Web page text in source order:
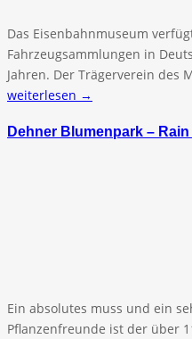
Das Eisenbahnmuseum
Fahrzeugsammlungen in
Jahren. Der Trägerverein des
weiterlesen →
Dehner Blumenpark –
Ein absolutes muss und ein
Pflanzenfreunde ist der über